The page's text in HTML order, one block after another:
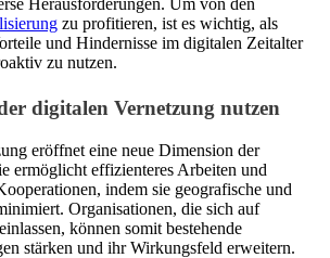
zu profitieren, ist es wichtig, als
und Hindernisse im digitalen Zeitalter
zu nutzen.
digitalen Vernetzung nutzen
eröffnet eine neue Dimension der
ermöglicht effizienteres Arbeiten und
indem sie geografische und
Organisationen, die sich auf
können somit bestehende
stärken und ihr Wirkungsfeld erweitern.